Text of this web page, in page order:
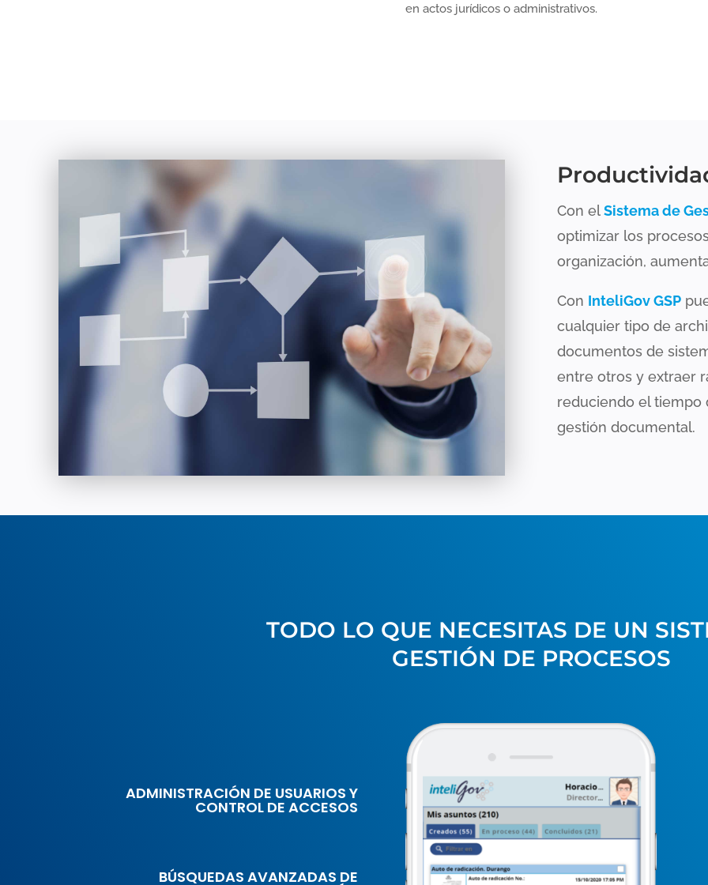
en actos jurídicos o administrativos.
Con elSistema de
optimizar los
organización,
Con InteliGov GSP
cualquier tipo de
documentos de
entre otros y extraer
reduciendo el tiempo
gestión documental.
TODO LO QUE NECESITAS DE UN
GESTIÓN DE PROCESOS
ADMINISTRACIÓN DE USUARIOS Y
CONTROL DE ACCESOS
BÚSQUEDAS AVANZADAS DE